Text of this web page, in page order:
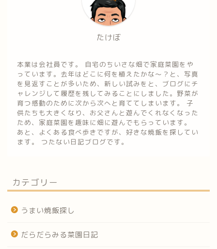
たけぼ
本業は会社員です。 自宅のちいさな畑で家庭菜園をや
っています。去年はどこに何を植えたかな～？と、写真
を見返すことが多いため、新しい試みをと、ブログにチ
ャレンジして履歴を残してみることにしました。野菜が
育つ感動のために次から次へと育ててしまいます。 子
供たちも大きくなり、お父さんと遊んでくれなくなった
ため、家庭菜園を趣味に畑に遊んでもらっています。
あと、よくある食べ歩きですが、好きな焼飯を探してい
ます。 つたない日記ブログです。
カテゴリー
うまい焼飯探し
だらだらみる菜園日記